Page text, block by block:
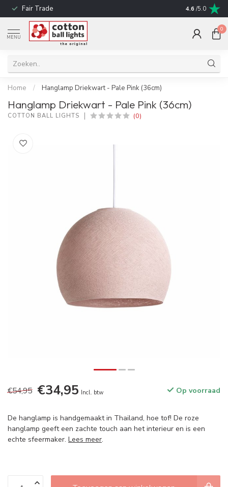
Fair Trade Snelle
4.6 /5.0
MENU
0
Home / Hanglamp Driekwart - Pale Pink (36cm)
Hanglamp Driekwart - Pale Pink (36cm)
COTTON BALL LIGHTS (0)
€54,95 €34,95 Incl. btw Op voorraad
De hanglamp is handgemaakt in Thailand, hoe tof! De roze
hanglamp geeft een zachte touch aan het interieur en is een
echte sfeermaker. Lees meer.